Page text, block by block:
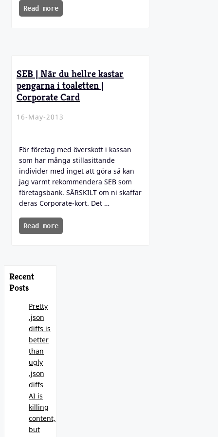
Read more
SEB | När du hellre kastar
pengarna i toaletten |
Corporate Card
16-May-2013
För företag med överskott i kassan
som har många stillasittande
individer med inget att göra så kan
jag varmt rekommendera SEB som
företagsbank. SÄRSKILT om ni skaffar
deras Corporate-kort. Det …
Read more
Recent
Posts
Pretty
.json
diffs is
better
than
ugly
.json
diffs
AI is
killing
content,
but